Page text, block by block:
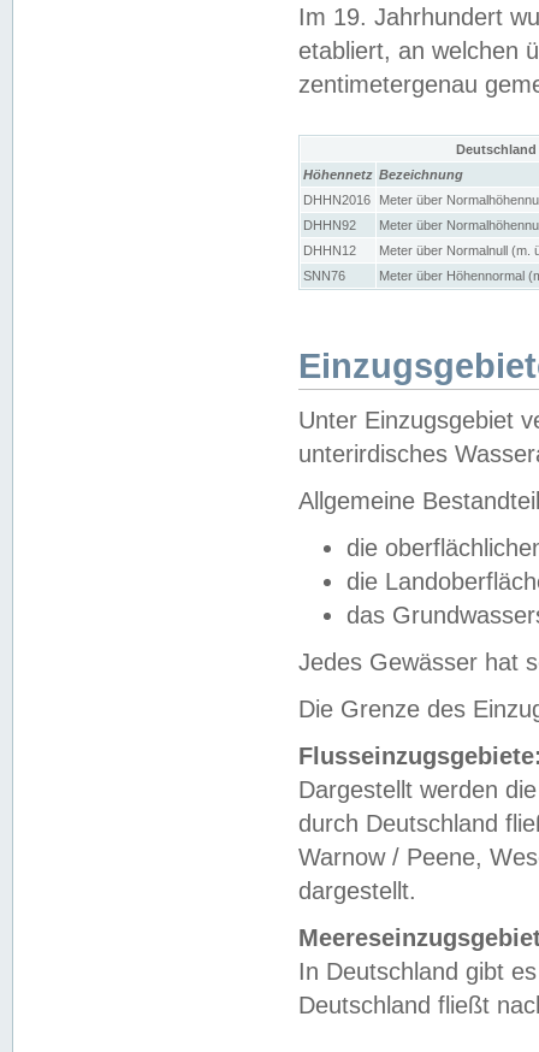
Im 19. Jahrhundert
etabliert, an welchen
zentimetergenau
Höhennetz Bezeichnung
DHHN2016
Meter über
DHHN92
Meter über
DHHN12
Meter über Normalnull (m.
SNN76
Meter über Höhennormal
Unter Einzugsgebiet
unterirdisches
Allgemeine
die
die
das
Jedes Gewässer hat
Die Grenze des
Dargestellt werden
durch Deutschland
Warnow / Peene,
dargestellt.
In Deutschland gibt
Deutschland fließt